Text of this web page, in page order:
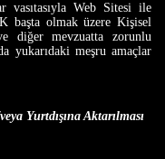
vasıtasıyla Web Sitesi ile
başta olmak üzere Kişisel
diğer mevzuatta zorunlu
yukarıdaki meşru amaçlar
Yurtdışına Aktarılması